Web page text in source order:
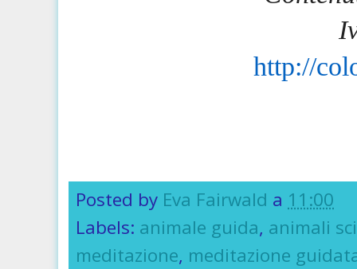
http://
Posted by Eva Fairwald a 11:00
Labels: animale guida, animali
meditazione, meditazione